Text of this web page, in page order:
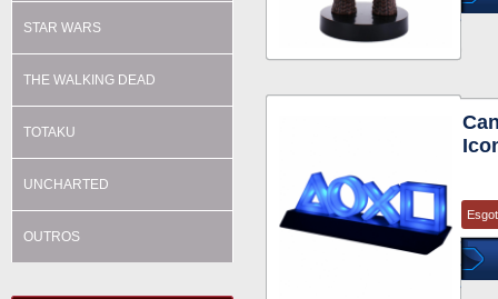
STAR WARS
THE WALKING DEAD
TOTAKU
UNCHARTED
OUTROS